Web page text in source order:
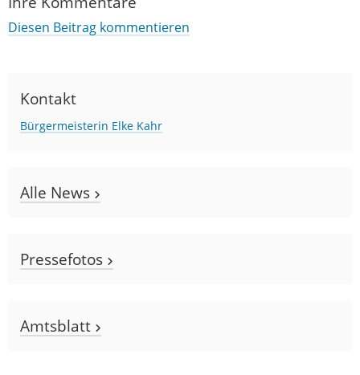
Diesen Beitrag kommentieren
Kontakt
Bürgermeisterin Elke Kahr
Alle News
Pressefotos
Amtsblatt